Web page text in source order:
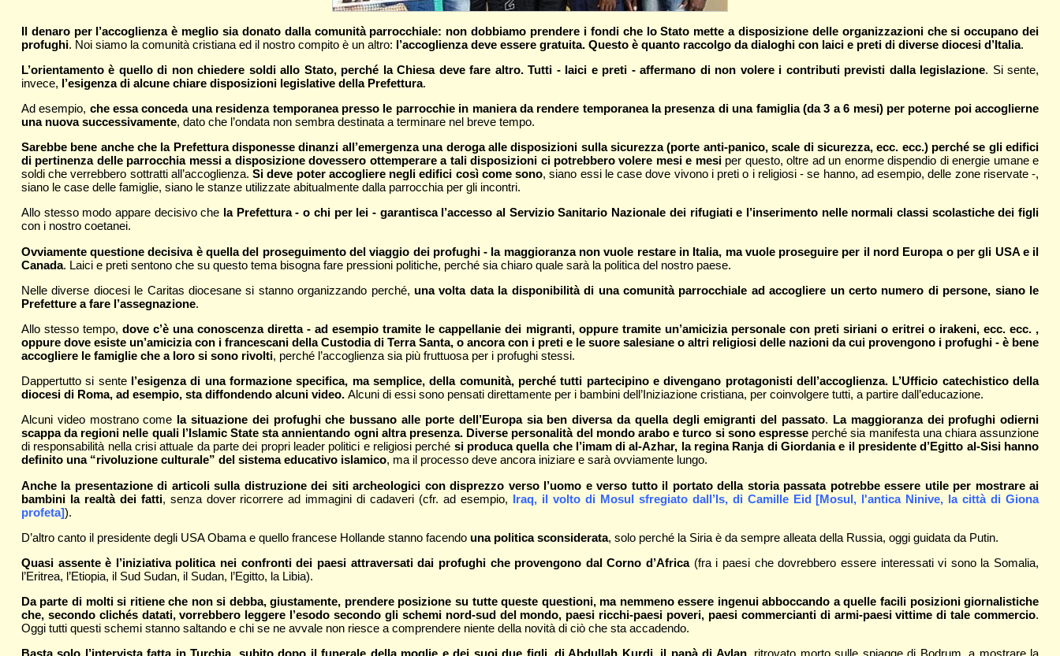
Il denaro per l’accoglienza è meglio sia donato dalla comunità parrocchiale: non dobbiamo prendere i fondi che lo Stato mette a disposizione delle organizzazioni che si occupano dei
profughi. Noi siamo la comunità cristiana ed il nostro compito è un altro: l’accoglienza deve essere gratuita. Questo è quanto raccolgo da dialoghi con laici e preti di diverse diocesi d’Italia.
L’orientamento è quello di non chiedere soldi allo Stato, perché la Chiesa deve fare altro. Tutti - laici e preti - affermano di non volere i contributi previsti dalla legislazione. Si sente,
invece, l’esigenza di alcune chiare disposizioni legislative della Prefettura.
Ad esempio, che essa conceda una residenza temporanea presso le parrocchie in maniera da rendere temporanea la presenza di una famiglia (da 3 a 6 mesi) per poterne poi accoglierne
una nuova successivamente, dato che l’ondata non sembra destinata a terminare nel breve tempo.
Sarebbe bene anche che la Prefettura disponesse dinanzi all’emergenza una deroga alle disposizioni sulla sicurezza (porte anti-panico, scale di sicurezza, ecc. ecc.) perché se gli edifici
di pertinenza delle parrocchia messi a disposizione dovessero ottemperare a tali disposizioni ci potrebbero volere mesi e mesiper questo, oltre ad un enorme dispendio di energie umane e
soldi che verrebbero sottratti all’accoglienza.Si deve poter accogliere negli edifici così come sono, siano essi le case dove vivono i preti o i religiosi - se hanno, ad esempio, delle zone riservate -,
siano le case delle famiglie, siano le stanze utilizzate abitualmente dalla parrocchia per gli incontri.
Allo stesso modo appare decisivo che la Prefettura - o chi per lei - garantisca l’accesso al Servizio Sanitario Nazionale dei rifugiati e l’inserimento nelle normali classi scolastiche dei figli
con i nostro coetanei.
Ovviamente questione decisiva è quella del proseguimento del viaggio dei profughi - la maggioranza non vuole restare in Italia, ma vuole proseguire per il nord Europa o per gli USA e il
Canada. Laici e preti sentono che su questo tema bisogna fare pressioni politiche, perché sia chiaro quale sarà la politica del nostro paese.
Nelle diverse diocesi le Caritas diocesane si stanno organizzando perché, una volta data la disponibilità di una comunità parrocchiale ad accogliere un certo numero di persone, siano le
Prefetture a fare l’assegnazione.
Allo stesso tempo,dove c’è una conoscenza diretta - ad esempio tramite le cappellanie dei migranti, oppure tramite un’amicizia personale con preti siriani o eritrei o irakeni, ecc. ecc. ,
oppure dove esiste un’amicizia con i francescani della Custodia di Terra Santa, o ancora con i preti e le suore salesiane o altri religiosi delle nazioni da cui provengono i profughi - è bene
accogliere le famiglie che a loro si sono rivolti, perché l’accoglienza sia più fruttuosa per i profughi stessi.
Dappertutto si sente l’esigenza di una formazione specifica, ma semplice, della comunità, perché tutti partecipino e divengano protagonisti dell’accoglienza. L’Ufficio catechistico della
diocesi di Roma, ad esempio, sta diffondendo alcuni video. Alcuni di essi sono pensati direttamente per i bambini dell’Iniziazione cristiana, per coinvolgere tutti, a partire dall’educazione.
Alcuni video mostrano come la situazione dei profughi che bussano alle porte dell’Europa sia ben diversa da quella degli emigranti del passato. La maggioranza dei profughi odierni
scappa da regioni nelle quali l’Islamic State sta annientando ogni altra presenza. Diverse personalità del mondo arabo e turco si sono espresseperché sia manifesta una chiara assunzione
di responsabilità nella crisi attuale da parte dei propri leader politici e religiosi perché si produca quella che l’imam di al-Azhar, la regina Ranja di Giordania e il presidente d’Egitto al-Sisi hanno
definito una “rivoluzione culturale” del sistema educativo islamico, ma il processo deve ancora iniziare e sarà ovviamente lungo.
Anche la presentazione di articoli sulla distruzione dei siti archeologici con disprezzo verso l’uomo e verso tutto il portato della storia passata potrebbe essere utile per mostrare ai
bambini la realtà dei fatti, senza dover ricorrere ad immagini di cadaveri (cfr. ad esempio, Iraq, il volto di Mosul sfregiato dall’Is, di Camille Eid [Mosul, l'antica Ninive, la città di Giona
profeta]).
D’altro canto il presidente degli USA Obama e quello francese Hollande stanno facendo una politica sconsiderata, solo perché la Siria è da sempre alleata della Russia, oggi guidata da Putin.
Quasi assente è l’iniziativa politica nei confronti dei paesi attraversati dai profughi che provengono dal Corno d’Africa(fra i paesi che dovrebbero essere interessati vi sono la Somalia,
l’Eritrea, l’Etiopia, il Sud Sudan, il Sudan, l’Egitto, la Libia).
Da parte di molti si ritiene che non si debba, giustamente, prendere posizione su tutte queste questioni, ma nemmeno essere ingenui abboccando a quelle facili posizioni giornalistiche
che, secondo clichés datati, vorrebbero leggere l’esodo secondo gli schemi nord-sud del mondo, paesi ricchi-paesi poveri, paesi commercianti di armi-paesi vittime di tale commercio.
Oggi tutti questi schemi stanno saltando e chi se ne avvale non riesce a comprendere niente della novità di ciò che sta accadendo.